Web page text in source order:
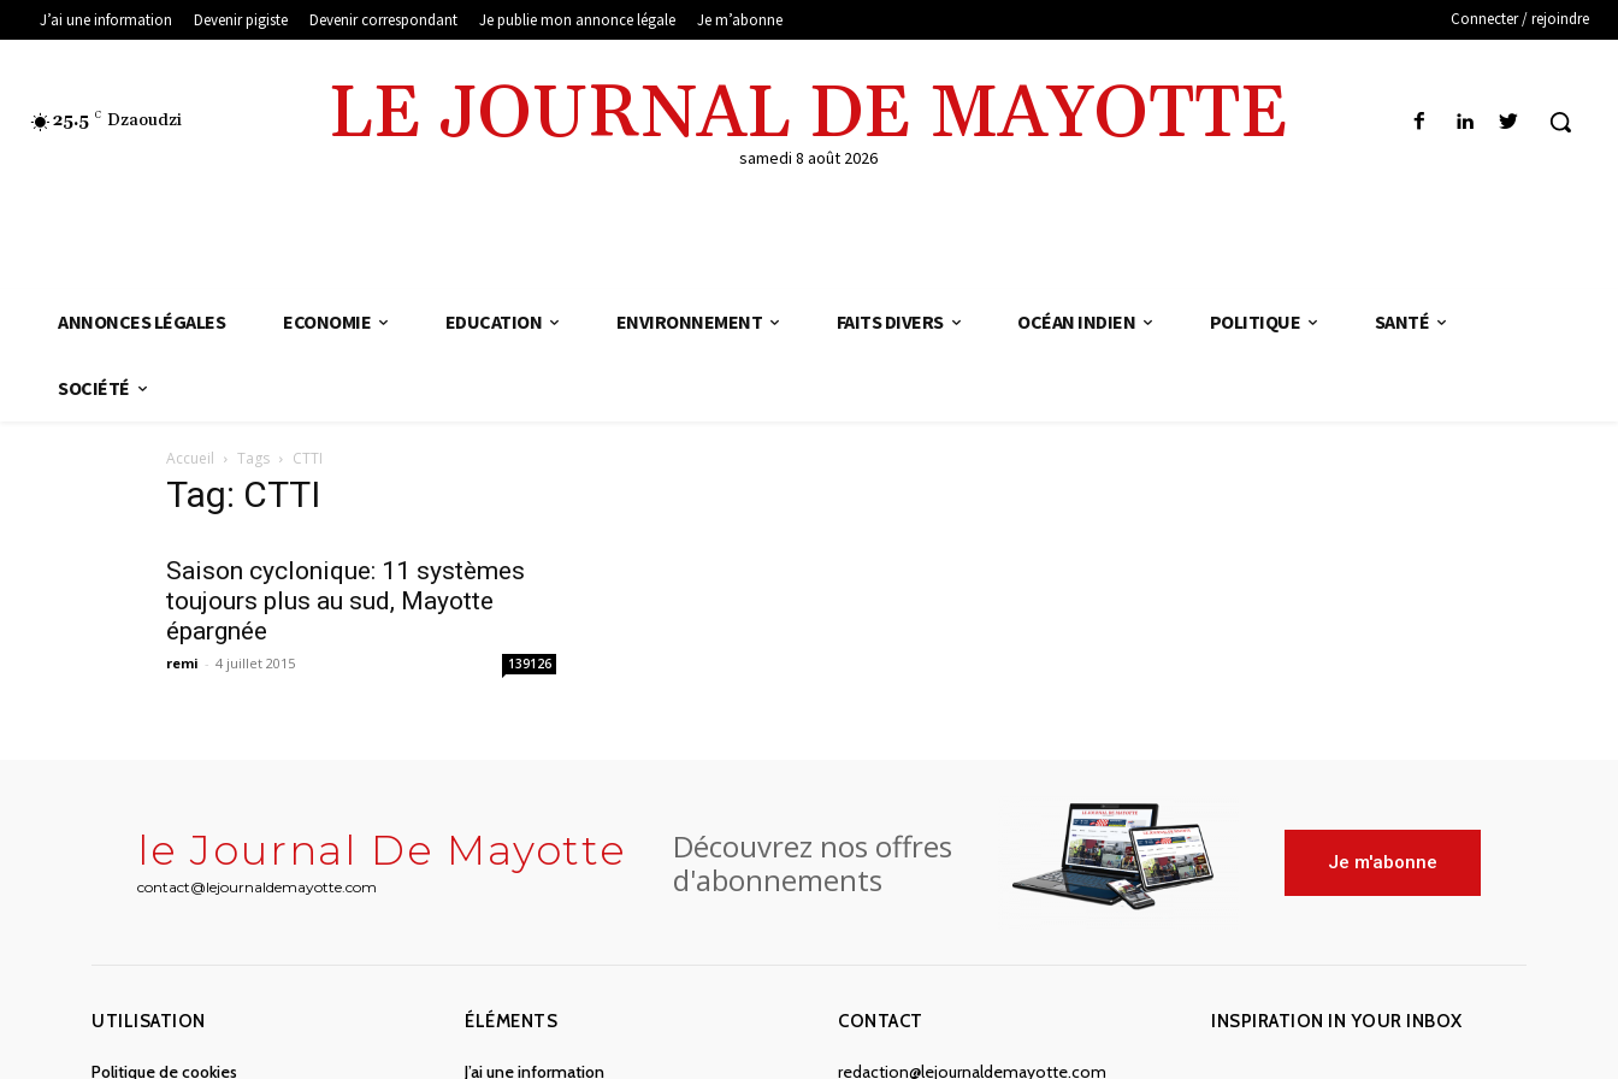
J’ai une information Devenir pigiste Devenir correspondant Je publie mon annonce légale Je m’abonne Connecter / rejoindre
25.5 C Dzaoudzi LE JOURNAL DE MAYOTTE
samedi 8 août 2026
ANNONCES LÉGALES ECONOMIE EDUCATION ENVIRONNEMENT FAITS DIVERS OCÉAN INDIEN POLITIQUE SANTÉ
SOCIÉTÉ
Accueil Tags CTTI
Tag: CTTI
Saison cyclonique: 11 systèmes
toujours plus au sud, Mayotte
épargnée
remi - 4 juillet 2015 139126
le Journal De Mayotte
contact@lejournaldemayotte.com
Découvrez nos offres
d'abonnements
Je m'abonne
UTILISATION
Politique de cookies
ÉLÉMENTS
J’ai une information
CONTACT
redaction@lejournaldemayotte.com
INSPIRATION IN YOUR INBOX